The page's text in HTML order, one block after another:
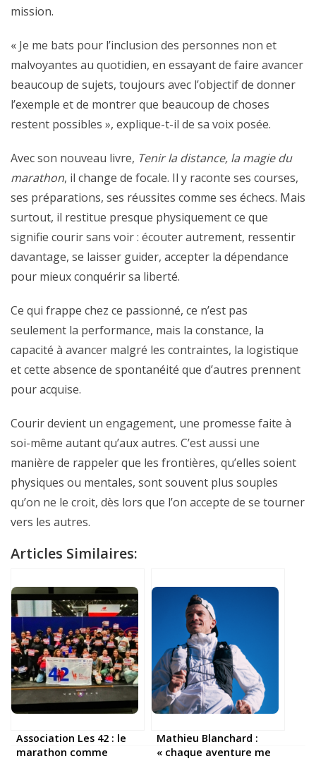
mission.
« Je me bats pour l’inclusion des personnes non et
malvoyantes au quotidien, en essayant de faire avancer
beaucoup de sujets, toujours avec l’objectif de donner
l’exemple et de montrer que beaucoup de choses
restent possibles », explique-t-il de sa voix posée.
Avec son nouveau livre, Tenir la distance, la magie du
marathon, il change de focale. Il y raconte ses courses,
ses préparations, ses réussites comme ses échecs. Mais
surtout, il restitue presque physiquement ce que
signifie courir sans voir : écouter autrement, ressentir
davantage, se laisser guider, accepter la dépendance
pour mieux conquérir sa liberté.
Ce qui frappe chez ce passionné, ce n’est pas
seulement la performance, mais la constance, la
capacité à avancer malgré les contraintes, la logistique
et cette absence de spontanéité que d’autres prennent
pour acquise.
Courir devient un engagement, une promesse faite à
soi-même autant qu’aux autres. C’est aussi une
manière de rappeler que les frontières, qu’elles soient
physiques ou mentales, sont souvent plus souples
qu’on ne le croit, dès lors que l’on accepte de se tourner
vers les autres.
Articles Similaires:
Association Les 42 : le
marathon comme
Mathieu Blanchard :
« chaque aventure me